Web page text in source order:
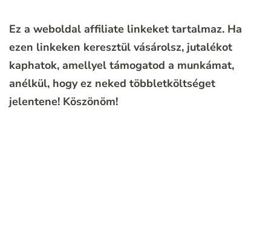
Ez a weboldal affiliate linkeket tartalmaz. Ha
ezen linkeken keresztül vásárolsz, jutalékot
kaphatok, amellyel támogatod a munkámat,
anélkül, hogy ez neked többletköltséget
jelentene! Köszönöm!